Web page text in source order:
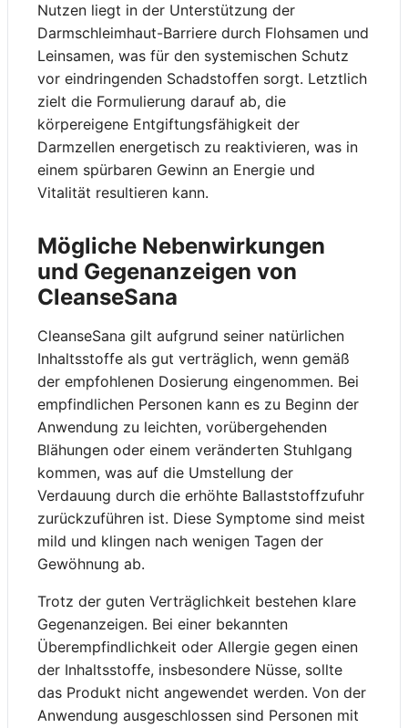
Nutzen liegt in der Unterstützung der
Darmschleimhaut-Barriere durch Flohsamen und
Leinsamen, was für den systemischen Schutz
vor eindringenden Schadstoffen sorgt. Letztlich
zielt die Formulierung darauf ab, die
körpereigene Entgiftungsfähigkeit der
Darmzellen energetisch zu reaktivieren, was in
einem spürbaren Gewinn an Energie und
Vitalität resultieren kann.
Mögliche Nebenwirkungen
und Gegenanzeigen von
CleanseSana
CleanseSana gilt aufgrund seiner natürlichen
Inhaltsstoffe als gut verträglich, wenn gemäß
der empfohlenen Dosierung eingenommen. Bei
empfindlichen Personen kann es zu Beginn der
Anwendung zu leichten, vorübergehenden
Blähungen oder einem veränderten Stuhlgang
kommen, was auf die Umstellung der
Verdauung durch die erhöhte Ballaststoffzufuhr
zurückzuführen ist. Diese Symptome sind meist
mild und klingen nach wenigen Tagen der
Gewöhnung ab.
Trotz der guten Verträglichkeit bestehen klare
Gegenanzeigen. Bei einer bekannten
Überempfindlichkeit oder Allergie gegen einen
der Inhaltsstoffe, insbesondere Nüsse, sollte
das Produkt nicht angewendet werden. Von der
Anwendung ausgeschlossen sind Personen mit